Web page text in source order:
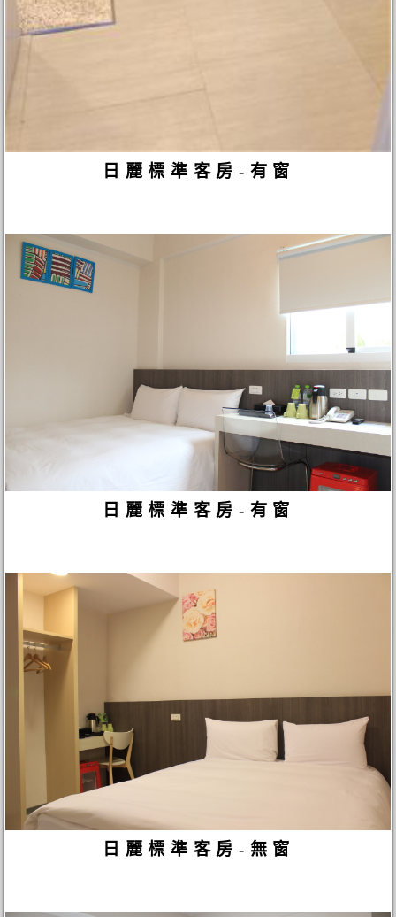
日麗標準客房-有窗
日麗標準客房-有窗
日麗標準客房-無窗